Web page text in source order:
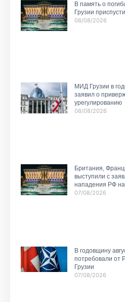
В память о
Грузии
08/08/2026
МИД Грузии в
заявил о
урегулированию
08/08/2026
Британия,
выступили с
нападения РФ
07/08/2026
В годовщину
потребовали от
Грузии
07/08/2026